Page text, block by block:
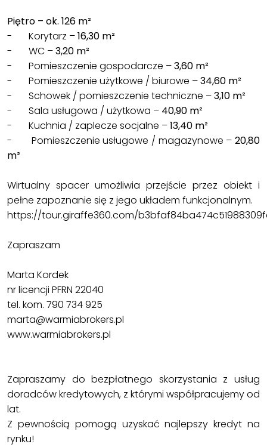
Piętro – ok. 126 m²
- Korytarz –16,30 m²
- WC –3,20 m²
- Pomieszczenie gospodarcze –3,60 m²
- Pomieszczenie użytkowe / biurowe –34,60 m²
- Schowek / pomieszczenie techniczne –3,10 m²
- Sala usługowa / użytkowa – 40,90 m²
- Kuchnia / zaplecze socjalne –13,40 m²
- Pomieszczenie usługowe / magazynowe – 20,80
m²
Wirtualny spacer umożliwia przejście przez obiekt i
pełne zapoznanie się z jego układem funkcjonalnym.
https://tour.giraffe360.com/
Zapraszam
Marta Kordek
nr licencji PFRN 22040
tel. kom. 790 734 925
marta@warmiabrokers.pl
www.warmiabrokers.pl
Zapraszamy do bezpłatnego skorzystania z usług
doradców kredytowych, z którymi współpracujemy od
lat.
Z pewnością pomogą uzyskać najlepszy kredyt na
rynku!